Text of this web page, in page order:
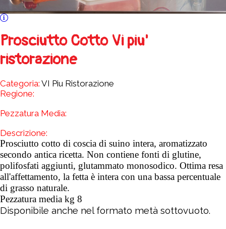
Prosciutto Cotto Vi piu'
ristorazione
Categoria: VI Piu Ristorazione
Regione:
Pezzatura Media:
Descrizione:
Prosciutto cotto di coscia di suino intera, aromatizzato
secondo antica ricetta. Non contiene fonti di glutine,
polifosfati aggiunti, glutammato monosodico. Ottima resa
all'affettamento, la fetta è intera con una bassa percentuale
di grasso naturale.
Pezzatura media kg 8
Disponibile anche nel formato metà sottovuoto.